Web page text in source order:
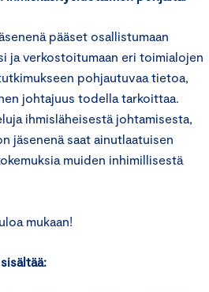
pääset osallistumaan
ja verkostoitumaan eri toimialojen
pohjautuvaa tietoa,
johtajuus todella tarkoittaa.
ihmisläheisestä johtamisesta,
jäsenenä saat ainutlaatuisen
muiden inhimillisestä
mukaan!